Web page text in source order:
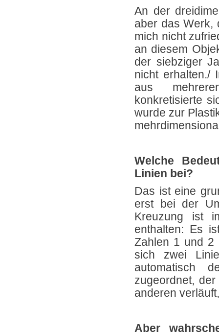
An der
aber das Werk,
mich nicht
an diesem
der siebziger
nicht erhalten./
aus
konkretisierte
wurde zur
Welche
Linien bei?
Das ist eine
erst bei der
Kreuzung ist
enthalten: Es
Zahlen 1 und 2
sich zwei
automatisch
zugeordnet,
anderen
Aber